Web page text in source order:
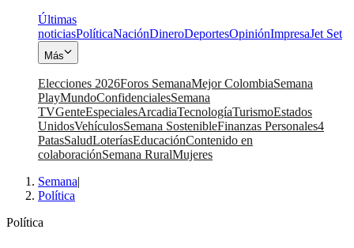
Últimas
noticiasPolíticaNaciónDineroDeportesOpiniónImpresaJet Set
Más
Elecciones 2026Foros SemanaMejor ColombiaSemana
PlayMundoConfidencialesSemana
TVGenteEspecialesArcadiaTecnologíaTurismoEstados
UnidosVehículosSemana SostenibleFinanzas Personales4
PatasSaludLoteríasEducaciónContenido en
colaboraciónSemana RuralMujeres
Semana|
Política
Política